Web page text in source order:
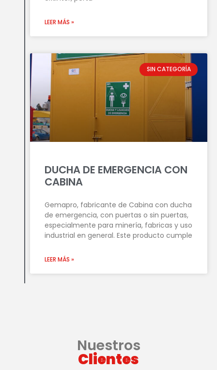
LEER MÁS »
SIN CATEGORÍA
DUCHA DE EMERGENCIA CON
CABINA
Gemapro, fabricante de Cabina con ducha
de emergencia, con puertas o sin puertas,
especialmente para minería, fabricas y uso
industrial en general. Este producto cumple
LEER MÁS »
Nuestros
Clientes